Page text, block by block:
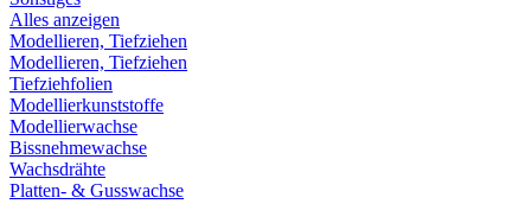
Alles anzeigen
Modellieren, Tiefziehen
Modellieren, Tiefziehen
Tiefziehfolien
Modellierkunststoffe
Modellierwachse
Bissnehmewachse
Wachsdrähte
Platten- & Gusswachse